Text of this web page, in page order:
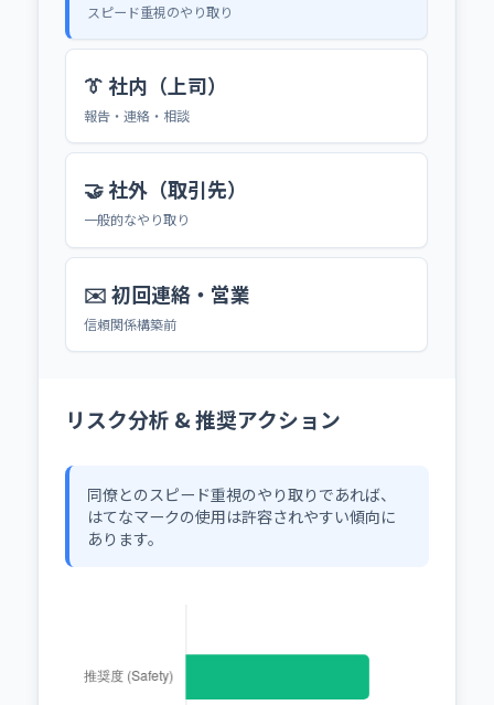
スピード重視のやり取り
👔 社内（上司）
報告・連絡・相談
🤝 社外（取引先）
一般的なやり取り
✉️ 初回連絡・営業
信頼関係構築前
リスク分析 & 推奨アクション
同僚とのスピード重視のやり取りであれば、
はてなマークの使用は許容されやすい傾向に
あります。